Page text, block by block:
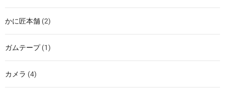
かに匠本舗 (2)
ガムテープ(1)
カメラ (4)